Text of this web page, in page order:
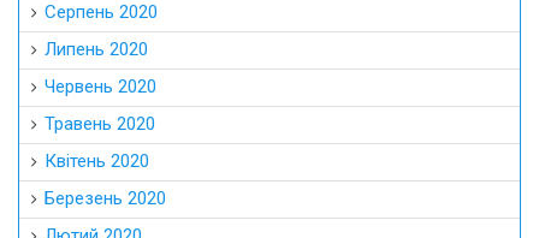
Серпень 2020
Липень 2020
Червень 2020
Травень 2020
Квітень 2020
Березень 2020